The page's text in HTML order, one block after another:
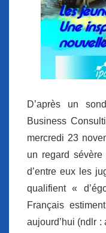
D’après un
Business
mercredi 23
un regard
d’entre eux les
qualifient «
Français
aujourd’hui (ndlr